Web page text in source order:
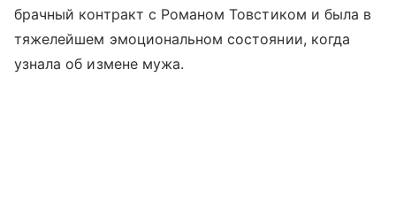
брачный контракт с Романом Товстиком и была в
тяжелейшем эмоциональном состоянии, когда
узнала об измене мужа.